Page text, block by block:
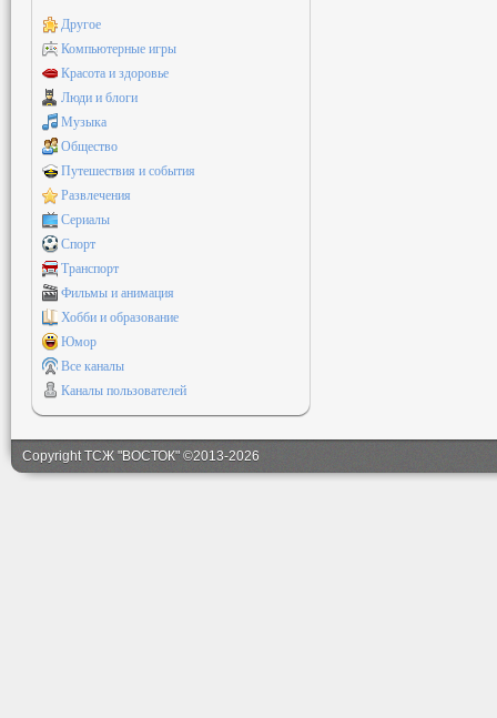
Другое
Компьютерные игры
Красота и здоровье
Люди и блоги
Музыка
Общество
Путешествия и события
Развлечения
Сериалы
Спорт
Транспорт
Фильмы и анимация
Хобби и образование
Юмор
Все каналы
Каналы пользователей
Copyright ТСЖ "ВОСТОК" ©2013-2026